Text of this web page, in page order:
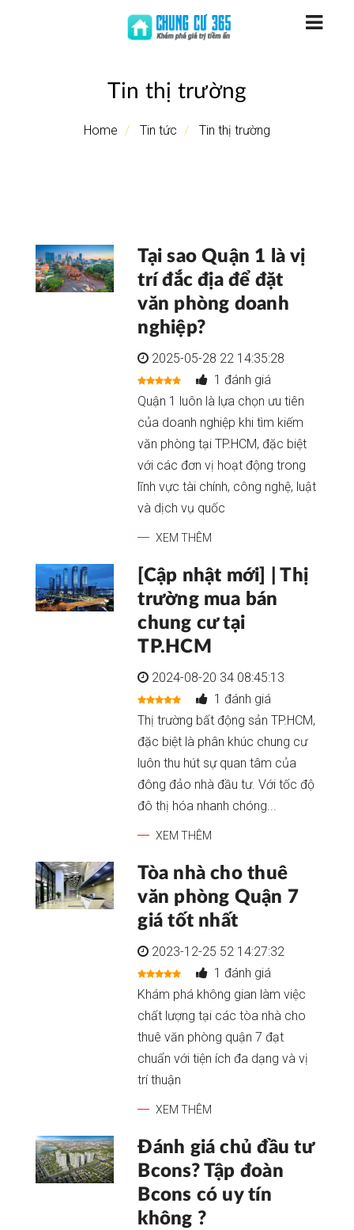
Tin thị trường
Home Tin tức Tin thị trường
Tại sao Quận 1 là vị
trí đắc địa để đặt
văn phòng doanh
nghiệp?
2025-05-28 22 14:35:28
1 đánh giá
Quận 1 luôn là lựa chọn ưu tiên
của doanh nghiệp khi tìm kiếm
văn phòng tại TP.HCM, đặc biệt
với các đơn vị hoạt động trong
lĩnh vực tài chính, công nghệ, luật
và dịch vụ quốc
XEM THÊM
[Cập nhật mới] | Thị
trường mua bán
chung cư tại
TP.HCM
2024-08-20 34 08:45:13
1 đánh giá
Thị trường bất động sản TP.HCM,
đặc biệt là phân khúc chung cư
luôn thu hút sự quan tâm của
đông đảo nhà đầu tư. Với tốc độ
đô thị hóa nhanh chóng...
XEM THÊM
Tòa nhà cho thuê
văn phòng Quận 7
giá tốt nhất
2023-12-25 52 14:27:32
1 đánh giá
Khám phá không gian làm việc
chất lượng tại các tòa nhà cho
thuê văn phòng quận 7 đạt
chuẩn với tiện ích đa dạng và vị
trí thuận
XEM THÊM
Đánh giá chủ đầu tư
Bcons? Tập đoàn
Bcons có uy tín
không ?